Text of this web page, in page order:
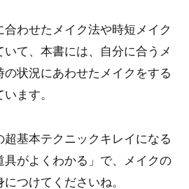
合わせたメイク法や時短メイク
て、本書には、自分に合うメ
の状況にあわせたメイクをする
ます。
基本テクニックキレイになる
具がよくわかる」で、メイクの
つけてくださいね。